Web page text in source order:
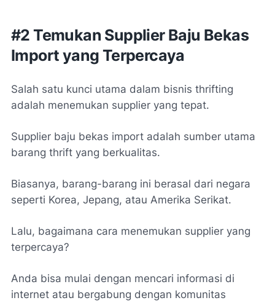
#2 Temukan Supplier Baju Bekas
Import yang Terpercaya
Salah satu kunci utama dalam bisnis thrifting
adalah menemukan supplier yang tepat.
Supplier baju bekas import adalah sumber utama
barang thrift yang berkualitas.
Biasanya, barang-barang ini berasal dari negara
seperti Korea, Jepang, atau Amerika Serikat.
Lalu, bagaimana cara menemukan supplier yang
terpercaya?
Anda bisa mulai dengan mencari informasi di
internet atau bergabung dengan komunitas